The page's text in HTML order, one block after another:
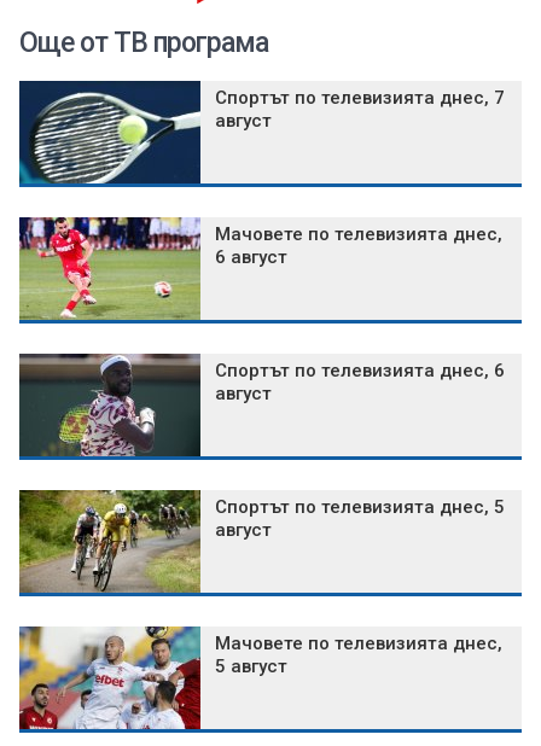
Още от ТВ програма
Спортът по телевизията днес, 7
август
Мачовете по телевизията днес,
6 август
Спортът по телевизията днес, 6
август
Спортът по телевизията днес, 5
август
Мачовете по телевизията днес,
5 август